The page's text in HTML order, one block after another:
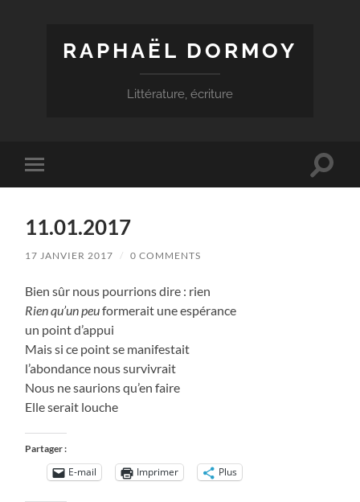
RAPHAËL DORMOY
Littérature, écriture
Toggle
mobile
Toggle
11.01.2017
17 JANVIER 2017 / 0 COMMENTS
Bien sûr nous pourrions dire : rien
Rien qu’un peuformerait une espérance
un point d’appui
Mais si ce point se manifestait
l’abondance nous survivrait
Nous ne saurions qu’en faire
Elle serait louche
Partager :
E-mail Imprimer Plus